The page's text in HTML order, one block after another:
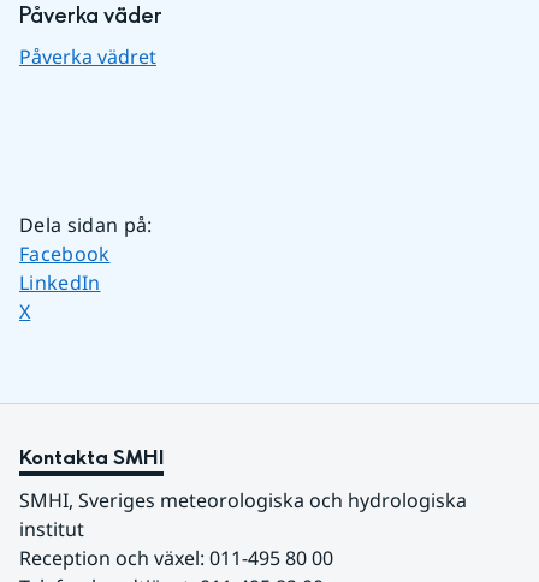
Påverka väder
Påverka vädret
Dela sidan på:
Dela sidan på
Facebook
Dela sidan på
LinkedIn
Dela sidan på
X
Kontakta SMHI
SMHI, Sveriges meteorologiska och hydrologiska
institut
Reception och växel: 011-495 80 00